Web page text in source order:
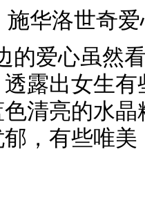
施华洛世奇
爱心虽然看
露出女生
清亮的水
，有些唯